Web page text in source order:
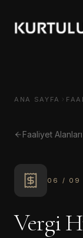
ANA SAYFA
Faaliyet Alanları
06 / 09
Vergi